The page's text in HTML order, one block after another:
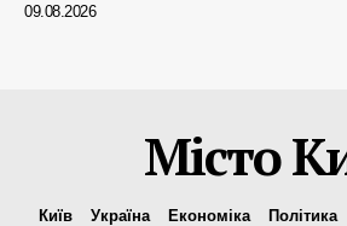
09.08.2026
Місто
Київ Україна Економіка Політика